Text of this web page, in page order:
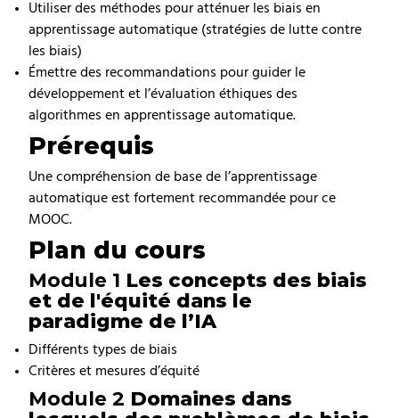
Utiliser des méthodes pour atténuer les biais en
apprentissage automatique (stratégies de lutte contre
les biais)
Émettre des recommandations pour guider le
développement et l’évaluation éthiques des
algorithmes en apprentissage automatique.
Prérequis
Une compréhension de base de l’apprentissage
automatique est fortement recommandée pour ce
MOOC.
Plan du cours
Module 1 Les concepts des biais
et de l'équité dans le
paradigme de l’IA
Différents types de biais
Critères et mesures d’équité
Module 2 Domaines dans